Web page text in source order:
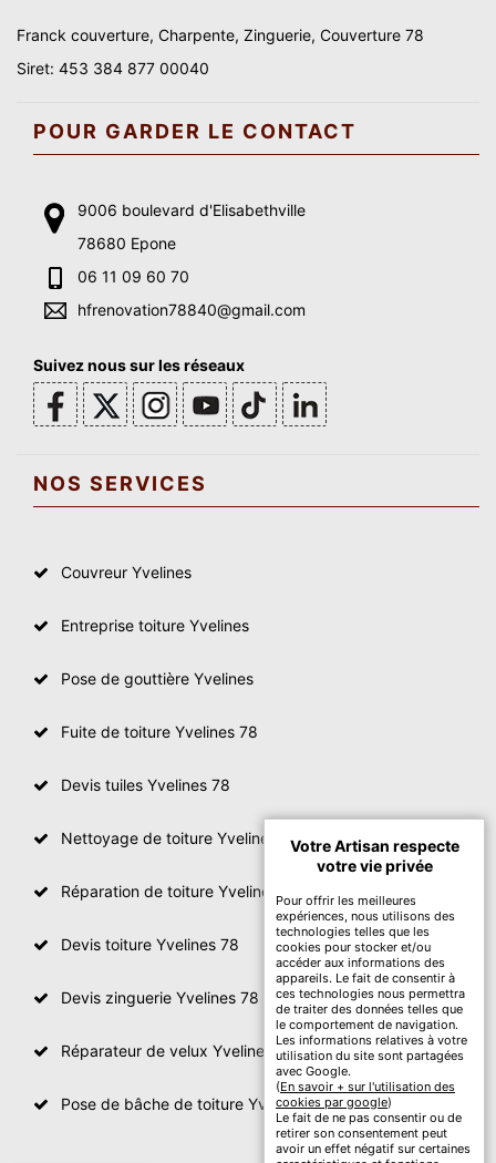
Franck couverture, Charpente, Zinguerie, Couverture 78
Siret: 453 384 877 00040
POUR GARDER LE CONTACT
9006 boulevard d'Elisabethville
78680 Epone
06 11 09 60 70
hfrenovation78840@gmail.com
Suivez nous sur les réseaux
NOS SERVICES
Couvreur Yvelines
Entreprise toiture Yvelines
Pose de gouttière Yvelines
Fuite de toiture Yvelines 78
Devis tuiles Yvelines 78
Nettoyage de toiture Yvelines
Réparation de toiture Yvelines 78
Devis toiture Yvelines 78
Devis zinguerie Yvelines 78
Réparateur de velux Yvelines 78
Pose de bâche de toiture Yvelines 78
Votre Artisan respecte
votre vie privée
Pour offrir les meilleures
expériences, nous utilisons des
technologies telles que les
cookies pour stocker et/ou
accéder aux informations des
appareils. Le fait de consentir à
ces technologies nous permettra
de traiter des données telles que
le comportement de navigation.
Les informations relatives à votre
utilisation du site sont partagées
avec Google.
(En savoir + sur l'utilisation des
cookies par google)
Le fait de ne pas consentir ou de
retirer son consentement peut
avoir un effet négatif sur certaines